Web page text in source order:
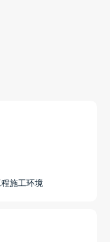
施工环境